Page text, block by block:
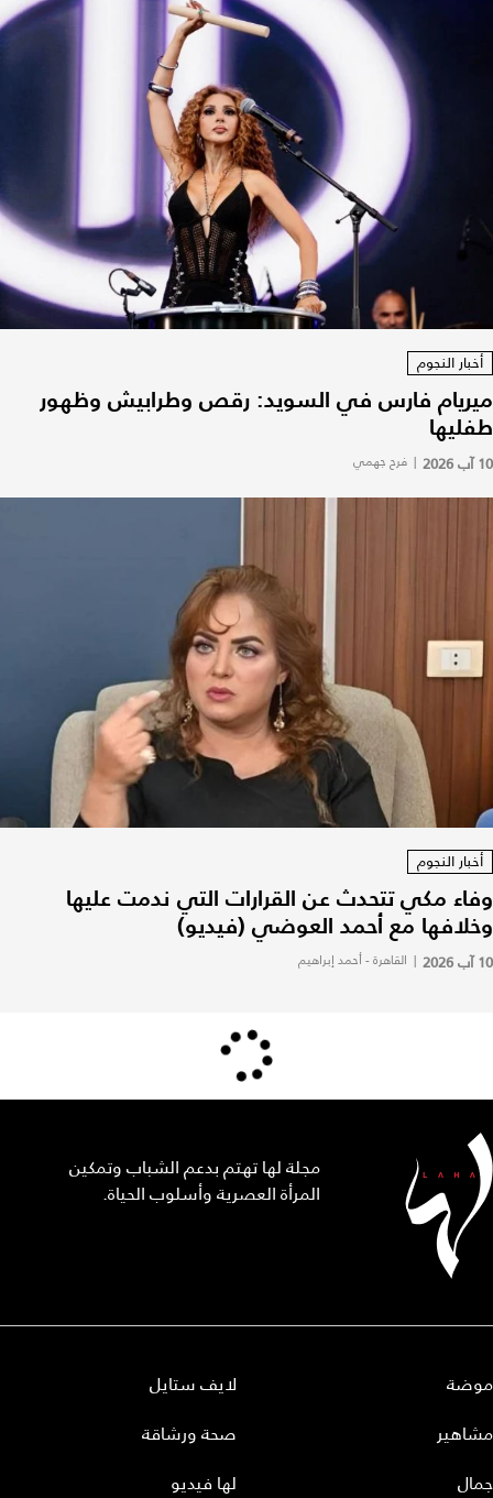
أخبار النجوم
ميريام فارس في السويد: رقص وطرابيش وظهور
طفليها
10 آب 2026 | فرح جهمي
أخبار النجوم
وفاء مكي تتحدث عن القرارات التي ندمت عليها
وخلافها مع أحمد العوضي (فيديو)
10 آب 2026 | القاهرة - أحمد إبراهيم
مجلة لها تهتم بدعم الشباب وتمكين
المرأة العصرية وأسلوب الحياة.
موضة
مشاهير
جمال
لايف ستايل
صحة ورشاقة
لها فيديو